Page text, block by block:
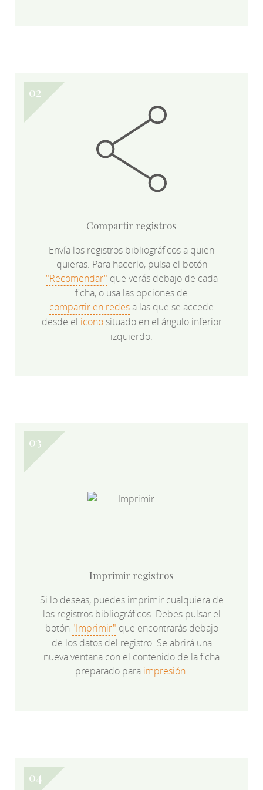
Compartir registros
Envía los registros bibliográficos a quien
quieras. Para hacerlo, pulsa el botón
"Recomendar" que verás debajo de cada
ficha, o usa las opciones de
compartir en redesa las que se accede
desde el iconosituado en el ángulo inferior
izquierdo.
Imprimir registros
Si lo deseas, puedes imprimir cualquiera de
los registros bibliográficos. Debes pulsar el
botón "Imprimir" que encontrarás debajo
de los datos del registro. Se abrirá una
nueva ventana con el contenido de la ficha
preparado para impresión.